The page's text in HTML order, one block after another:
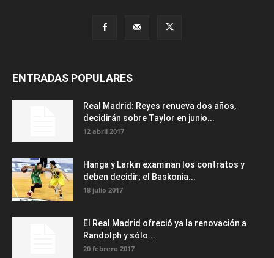
ENTRADAS POPULARES
Real Madrid: Reyes renueva dos años,
decidirán sobre Taylor en junio...
12 abril 2017
Hanga y Larkin examinan los contratos y
deben decidir; el Baskonia...
18 julio 2017
El Real Madrid ofreció ya la renovación a
Randolph y sólo...
20 febrero 2017